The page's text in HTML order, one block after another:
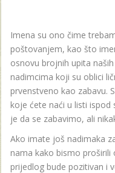
Imena su ono čime
poštovanjem, kao što
osnovu brojnih upita
nadimcima koji su oblici
prvenstveno kao zabavu.
koje ćete naći u listi ispod
je da se zabavimo, ali
Ako imate još nadimaka
nama kako bismo proširili
prijedlog bude pozitivan i